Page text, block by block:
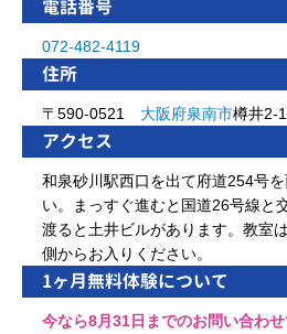
電話番号
072-482-4119
住所
〒590-0521 大阪府泉南市樽井2-
アクセス
和泉砂川駅西口を出て府道254号
い。まっすぐ進むと国道26号線と
渡ると土井ビルがあります。教室
側からお入りください。
1ヶ月無料体験について
今なら8月31日までのお問い合わ